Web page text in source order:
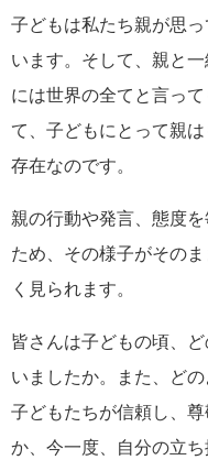
子どもは私たち親が思
います。そして、親と
には世界の全てと言っ
て、子どもにとって親
存在なのです。
親の行動や発言、態度
ため、その様子がその
く見られます。
皆さんは子どもの頃、
いましたか。また、ど
子どもたちが信頼し、
か、今一度、自分の立